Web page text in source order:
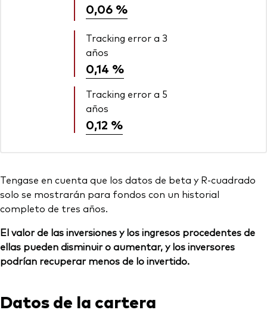
0,06 %
Tracking error a 3
años
0,14 %
Tracking error a 5
años
0,12 %
Tengase en cuenta que los datos de beta y R-cuadrado
solo se mostrarán para fondos con un historial
completo de tres años.
El valor de las inversiones y los ingresos procedentes de
ellas pueden disminuir o aumentar, y los inversores
podrían recuperar menos de lo invertido.
Datos de la cartera